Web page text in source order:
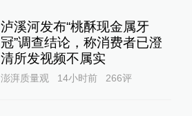
泸溪河发布“桃酥现金属牙
冠”调查结论，称消费者已澄
清所发视频不属实
澎湃质量观 14小时前 266评